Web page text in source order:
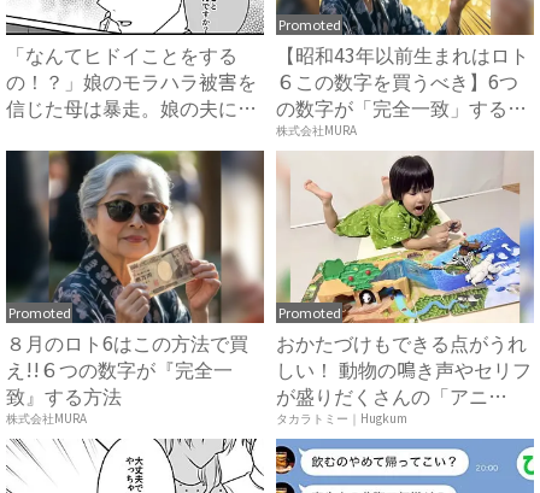
「なんてヒドイことをする
の！？」娘のモラハラ被害を
信じた母は暴走。娘の夫に電
Promoted
【昭和43年以前生まれはロト
６この数字を買うべき】6つ
の数字が「完全一致」する
方...
株式会社MURA
Promoted
８月のロト6はこの方法で買
え!!６つの数字が『完全一
致』する方法
株式会社MURA
Promoted
おかたづけもできる点がうれ
しい！ 動物の鳴き声やセリフ
が盛りだくさんの「アニ
ア ...
タカラトミー｜Hugkum